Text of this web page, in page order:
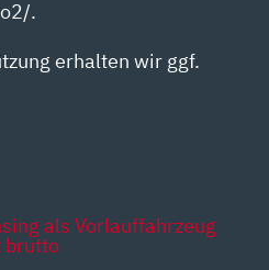
.
erhalten wir ggf.
als Vorlauffahrzeug
brutto